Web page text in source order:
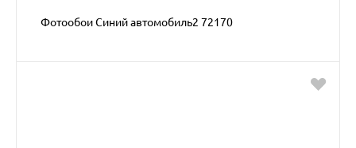
Фотообои Синий автомобиль2 72170